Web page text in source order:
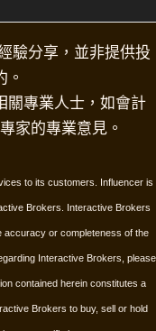
驗分享，並非提供投
。
關專業人士，如會計
家的專業意見。
to its customers. Influencer is
Brokers. Interactive Brokers
accuracy or completeness of the
Interactive Brokers, please
contained herein constitutes a
Brokers to buy, sell or hold